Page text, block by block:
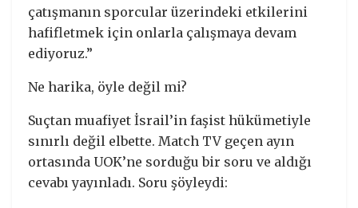
çatışmanın sporcular üzerindeki etkilerini
hafifletmek için onlarla çalışmaya devam
ediyoruz.”
Ne harika, öyle değil mi?
Suçtan muafiyet İsrail’in faşist hükümetiyle
sınırlı değil elbette. Match TV geçen ayın
ortasında UOK’ne sorduğu bir soru ve aldığı
cevabı yayınladı. Soru şöyleydi: